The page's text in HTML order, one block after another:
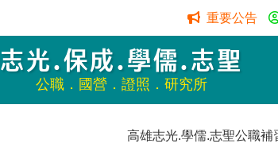
重要公告
志光.保成.學儒.志聖
公職．國營．證照．研究所
高雄志光.學儒.志聖公職補